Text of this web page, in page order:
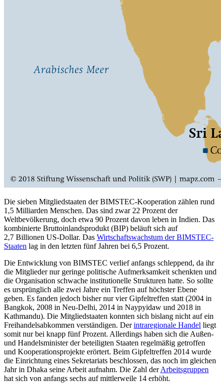
Die sieben Mitgliedstaaten der BIMSTEC-Kooperation zählen rund
1,5 Milliarden Men­schen. Das sind zwar 22 Prozent der
Weltbevölkerung, doch etwa 90 Prozent davon leben in Indien. Das
kombinierte Bruttoinlandsprodukt (BIP) beläuft sich auf
2,7 Billionen US-Dollar. Das Wirtschaftswachstum der BIMSTEC-
Staaten lag in den letzten fünf Jahren bei 6,5 Prozent.
Die Entwicklung von BIMSTEC verlief anfangs schleppend, da ihr
die Mitglieder nur geringe politische Aufmerksamkeit schenkten und
die Organisation schwache institutionelle Strukturen hatte. So sollte
es ursprünglich alle zwei Jahre ein Treffen auf höchster Ebene
geben. Es fanden jedoch bisher nur vier Gipfeltreffen statt (2004 in
Bang­kok, 2008 in Neu-Delhi, 2014 in Nay­pyidaw und 2018 in
Kathmandu). Die Mit­gliedstaaten konnten sich bislang nicht aufein
Freihandelsabkommen verständigen. Der intraregionale Handel liegt
somit nur bei knapp fünf Prozent. Allerdings haben sich die Außen-
und Handelsminister der betei­ligten Staaten regelmäßig getroffen
und Kooperationsprojekte erörtert. Beim Gipfel­treffen 2014 wurde
die Einrichtung eines Sekretariats beschlossen, das noch im glei­chen
Jahr in Dhaka seine Arbeit auf­nahm. Die Zahl derArbeitsgruppen
hat sich von anfangs sechs auf mittlerweile 14 erhöht.